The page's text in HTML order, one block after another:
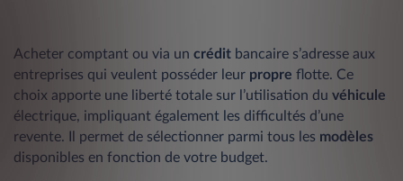
Acheter comptant ou via un crédit bancaire s’adresse aux
entreprises qui veulent posséder leur propre flotte. Ce
choix apporte une liberté totale sur l’utilisation du véhicule
électrique, impliquant également les difficultés d’une
revente. Il permet de sélectionner parmi tous les modèles
disponibles en fonction de votre budget.